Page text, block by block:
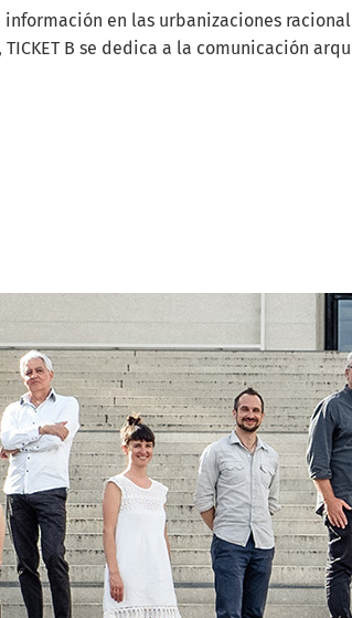
información en las urbanizaciones
B se dedica a la comunicación